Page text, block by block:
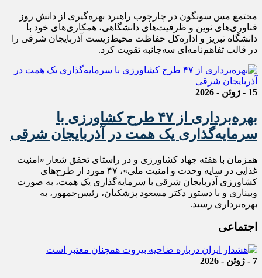
مجتمع مس سونگون در چارچوب راهبرد بهره‌گیری از دانش روز
فناوری‌های نوین و ظرفیت‌های دانشگاهی، همکاری‌های خود با
دانشگاه تبریز و اداره‌کل حفاظت محیط‌زیست آذربایجان شرقی را
در قالب تفاهم‌نامه‌ای سه‌جانبه تقویت کرد.
15 - ژوئن - 2026
بهره‌برداری از ۴۷ طرح کشاورزی با
سرمایه‌گذاری یک همت در آذربایجان شرقی
همزمان با هفته جهاد کشاورزی و در راستای تحقق شعار «امنیت
غذایی در سایه وحدت و امنیت ملی»، ۴۷ مورد از طرح‌های
کشاورزی آذربایجان شرقی با سرمایه‌گذاری یک همت، به صورت
وبیناری و با دستور دکتر مسعود پزشکیان، رئیس‌جمهور، به
بهره‌برداری رسید.
اجتماعی
7 - ژوئن - 2026